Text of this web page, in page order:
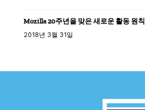
Mozilla 20주년을 맞은 새로운 활동 원칙
2018년 3월 31일